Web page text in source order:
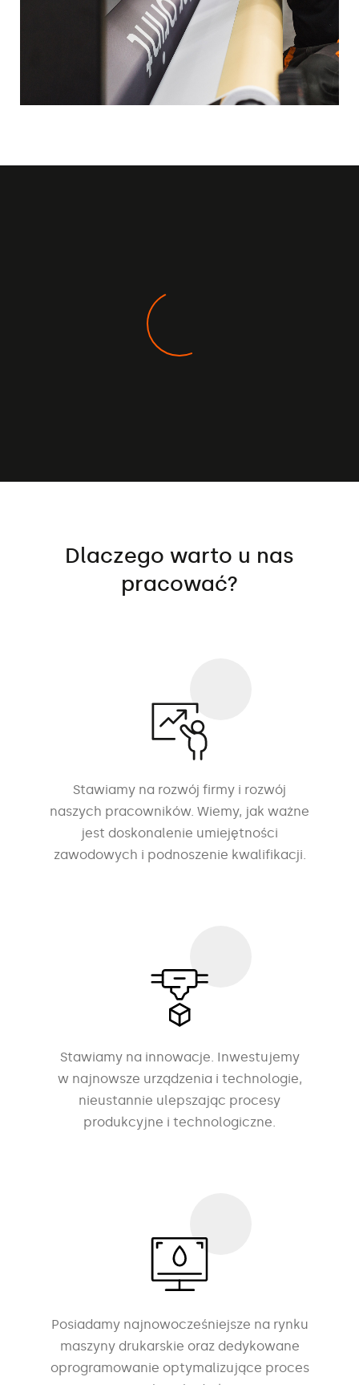
zaangażowanie i kreatywność w dostarczanie
najwyższej jakości rozwiązań dla naszych
Klientów. Zatrudniamy i poszukujemy
Dlaczego warto u nas
pracować?
Stawiamy na rozwój firmy i rozwój
naszych pracowników. Wiemy, jak ważne
jest doskonalenie umiejętności
zawodowych i podnoszenie kwalifikacji.
Stawiamy na innowacje. Inwestujemy
w najnowsze urządzenia i technologie,
nieustannie ulepszając procesy
produkcyjne i technologiczne.
Posiadamy najnowocześniejsze na rynku
maszyny drukarskie oraz dedykowane
oprogramowanie optymalizujące proces